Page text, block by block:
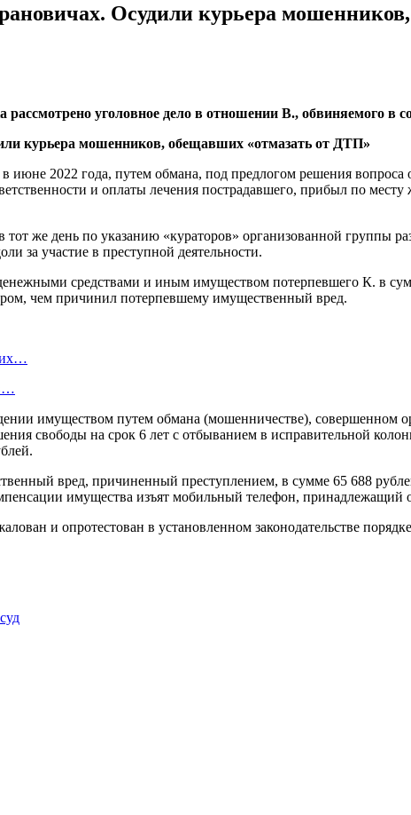
Осудили курьера
рассмотрено уголовное дело в отношении В., обвиняемого в
2022 года, путем обмана, под предлогом решения вопроса
и оплаты лечения пострадавшего, прибыл по месту
же день по указанию «кураторов» организованной группы
за участие в преступной деятельности.
денежными средствами и иным имуществом потерпевшего К.
чем причинил потерпевшему имущественный вред.
их…
имуществом путем обмана (мошенничестве), совершенном
свободы на срок 6 лет с отбыванием в исправительной
вред, причиненный преступлением, в сумме 65 688
имущества изъят мобильный телефон, принадлежащий
и опротестован в установленном законодательстве